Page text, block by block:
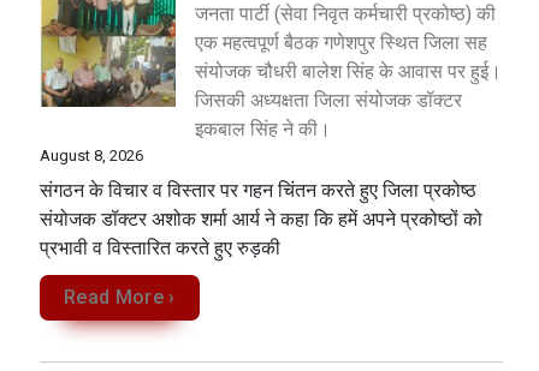
जनता पार्टी (सेवा निवृत कर्मचारी प्रकोष्ठ) की
एक महत्वपूर्ण बैठक गणेशपुर स्थित जिला सह
संयोजक चौधरी बालेश सिंह के आवास पर हुई।
जिसकी अध्यक्षता जिला संयोजक डॉक्टर
इकबाल सिंह ने की।
August 8, 2026
संगठन के विचार व विस्तार पर गहन चिंतन करते हुए जिला प्रकोष्ठ
संयोजक डॉक्टर अशोक शर्मा आर्य ने कहा कि हमें अपने प्रकोष्ठों को
प्रभावी व विस्तारित करते हुए रुड़की
Read More ›